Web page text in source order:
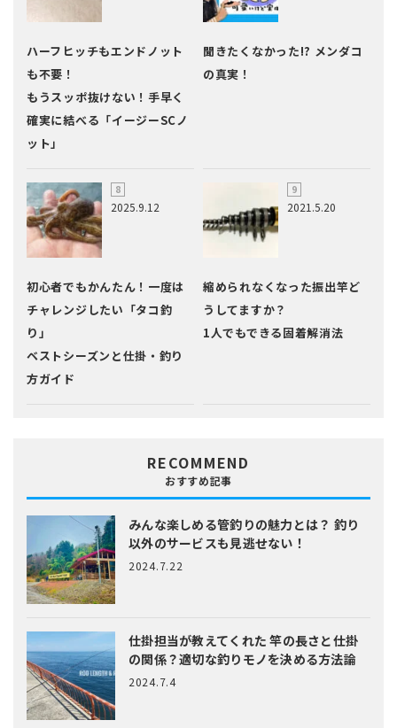
ハーフヒッチもエンドノット
も不要！
もうスッポ抜けない！手早く
確実に結べる「イージーSCノ
ット」
聞きたくなかった!? メンダコ
の真実！
2025.9.12
初心者でもかんたん！一度は
チャレンジしたい「タコ釣
り」
ベストシーズンと仕掛・釣り
方ガイド
2021.5.20
縮められなくなった振出竿ど
うしてますか？
1人でもできる固着解消法
RECOMMEND
おすすめ記事
みんな楽しめる管釣りの魅力とは？ 釣り
以外のサービスも見逃せない！
2024.7.22
仕掛担当が教えてくれた竿の長さと仕掛
の関係？適切な釣りモノを決める方法論
2024.7.4